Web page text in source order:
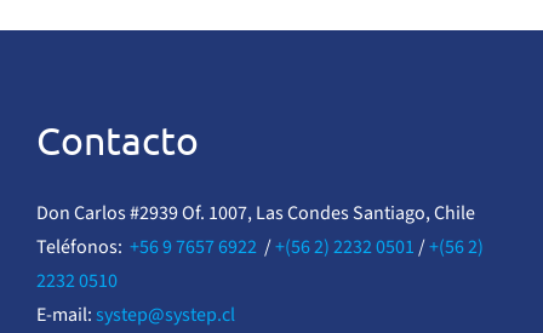
Contacto
Don Carlos #2939 Of. 1007, Las Condes Santiago, Chile
Teléfonos: +56 9 7657 6922/+(56 2) 2232 0501/+(56 2)
2232 0510
E-mail: systep@systep.cl